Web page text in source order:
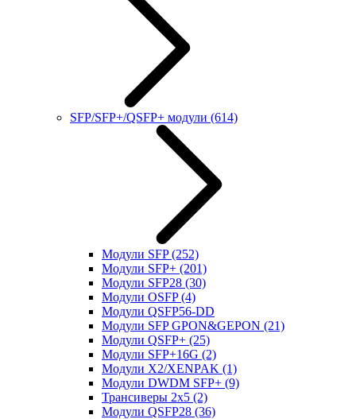
SFP/SFP+/QSFP+ модули (614)
Модули SFP(252)
Модули SFP+ (201)
Модули SFP28 (30)
Модули OSFP(4)
Модули QSFP56-DD
Модули SFP GPON&GEPON (21)
Модули QSFP+ (25)
Модули SFP+16G (2)
Модули X2/XENPAK (1)
Модули DWDM SFP+ (9)
Трансиверы 2x5 (2)
Модули QSFP28 (36)